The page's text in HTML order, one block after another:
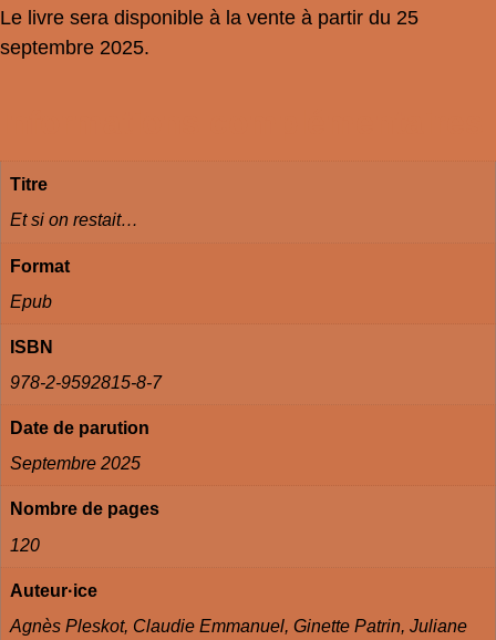
Le livre sera disponible à la vente à partir du 25
septembre 2025.
Titre
Et si on restait…
Format
Epub
ISBN
978-2-9592815-8-7
Date de parution
Septembre 2025
Nombre de pages
120
Auteur·ice
Agnès Pleskot, Claudie Emmanuel, Ginette Patrin, Juliane